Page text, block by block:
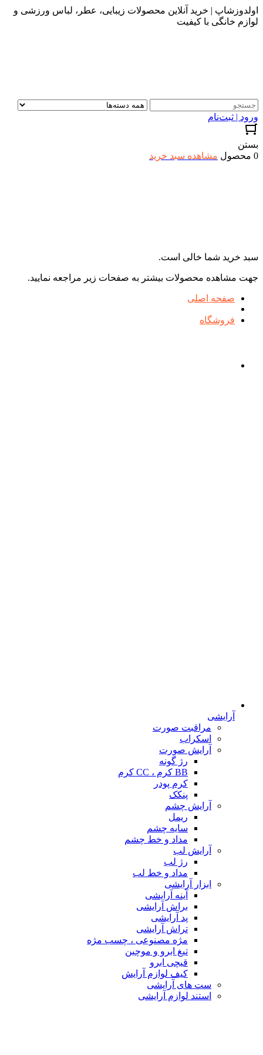
اولدوزشاپ | خرید آنلاین محصولات زیبایی، عطر، لباس ورزشی و
لوازم خانگی با کیفیت
ورود | ثبت‌نام
بستن
0 محصول
مشاهده سبد خرید
سبد خرید شما خالی است.
جهت مشاهده محصولات بیشتر به صفحات زیر مراجعه نمایید.
صفحه اصلی
فروشگاه
آرایشی
مراقبت صورت
اسکراب
آرایش صورت
رژ گونه
BB کرم ، CC کرم
کرم پودر
پنکک
آرایش چشم
ریمل
سایه چشم
مداد و خط چشم
آرایش لب
رژ لب
مداد و خط لب
ابزار آرایشی
آینه آرایشی
براش آرایشی
پد آرایشی
تراش آرایشی
مژه مصنوعی ، چسب مژه
تیغ ابرو و موچین
قیچی ابرو
کیف لوازم آرایش
ست های آرایشی
استند لوازم آرایشی